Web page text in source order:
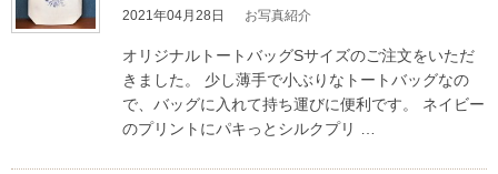
2021年04月28日 お写真紹介
オリジナルトートバッグSサイズのご注文をいただ
きました。 少し薄手で小ぶりなトートバッグなの
で、バッグに入れて持ち運びに便利です。 ネイビー
のプリントにパキっとシルクプリ …